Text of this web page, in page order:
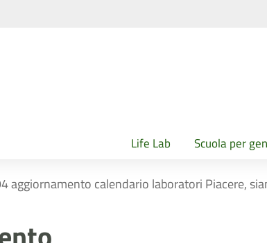
Life Lab Scuola per
aggiornamento calendario laboratori Piacere,